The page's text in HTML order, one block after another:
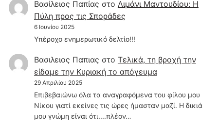
Βασίλειος Παπίας στο Λιμάνι Μαντουδίου: Η
Πύλη προς τις Σποράδες
6 Ιουνίου 2025
Υπέροχο ενημερωτικό δελτίο!!!
Βασιλειος Παπιας στο Τελικά, τη βροχή την
είδαμε την Κυριακή το απόγευμα
29 Απριλίου 2025
Επιβεβαιώνω όλα τα αναγραφόμενα του φίλου μου
Νίκου γιατί εκείνες τις ώρες ήμασταν μαζί. Η δικιά
μου γνώμη είναι ότι....πλέον…